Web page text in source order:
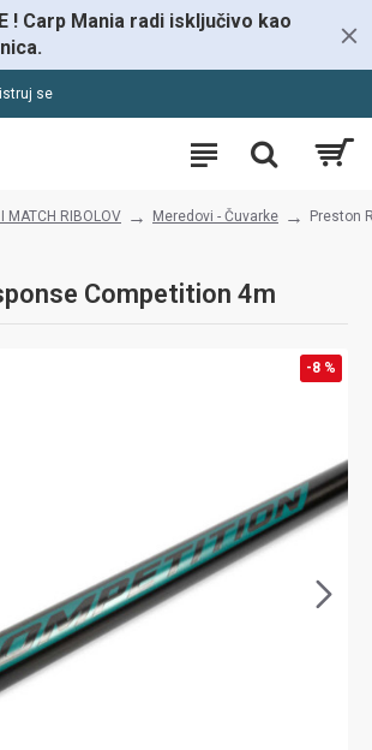
! Carp Mania radi isključivo kao
se
I MATCH RIBOLOV Meredovi - Čuvarke Preston
Competition 4m
-8 %